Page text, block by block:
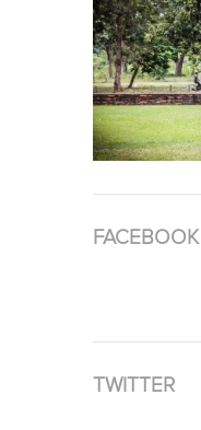
FACEBOOK
TWITTER